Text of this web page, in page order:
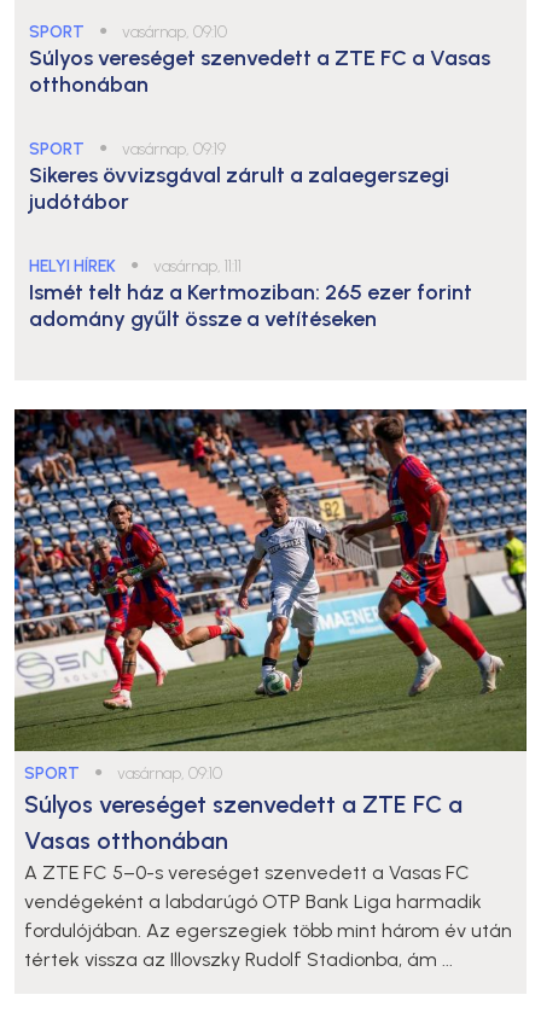
SPORT ● vasárnap, 09:10
Súlyos vereséget szenvedett a ZTE FC a Vasas
otthonában
SPORT ● vasárnap, 09:19
Sikeres övvizsgával zárult a zalaegerszegi
judótábor
HELYI HÍREK ● vasárnap, 11:11
Ismét telt ház a Kertmoziban: 265 ezer forint
adomány gyűlt össze a vetítéseken
SPORT ● vasárnap, 09:10
Súlyos vereséget szenvedett a ZTE FC a
Vasas otthonában
A ZTE FC 5–0-s vereséget szenvedett a Vasas FC
vendégeként a labdarúgó OTP Bank Liga harmadik
fordulójában. Az egerszegiek több mint három év után
tértek vissza az Illovszky Rudolf Stadionba, ám ...